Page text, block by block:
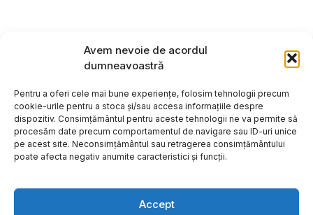
Avem nevoie de acordul
dumneavoastră
Pentru a oferi cele mai bune experiențe, folosim tehnologii precum
cookie-urile pentru a stoca și/sau accesa informațiile despre
dispozitiv. Consimțământul pentru aceste tehnologii ne va permite să
procesăm date precum comportamentul de navigare sau ID-uri unice
pe acest site. Neconsimțământul sau retragerea consimțământului
poate afecta negativ anumite caracteristici și funcții.
Accept